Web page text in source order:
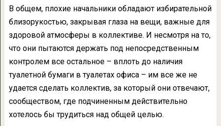
В общем, плохие начальники обладают избирательной
близорукостью, закрывая глаза на вещи, важные для
здоровой атмосферы в коллективе. И несмотря на то,
что они пытаются держать под непосредственным
контролем все остальное – вплоть до наличия
туалетной бумаги в туалетах офиса – им все же не
удается сделать коллектив, за который они отвечают,
сообществом, где подчиненным действительно
хотелось бы трудиться над общей целью.